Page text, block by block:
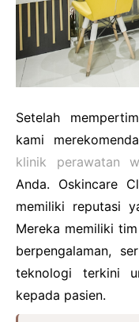
Setelah
kami
klinik perawatan
Anda. Oskincare
memiliki reputasi
Mereka memiliki
berpengalaman,
teknologi terkini
kepada pasien.